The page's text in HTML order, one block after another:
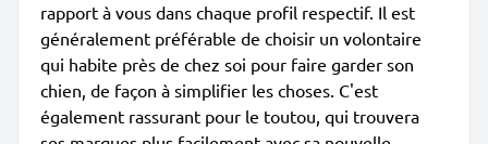
rapport à vous dans chaque profil respectif. Il est
généralement préférable de choisir un volontaire
qui habite près de chez soi pour faire garder son
chien, de façon à simplifier les choses. C'est
également rassurant pour le toutou, qui trouvera